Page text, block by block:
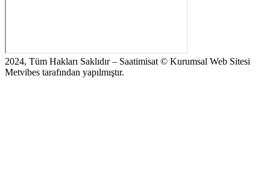
2024, Tüm Hakları Saklıdır – Saatimisat © Kurumsal Web Sitesi
Metvibes tarafından yapılmıştır.